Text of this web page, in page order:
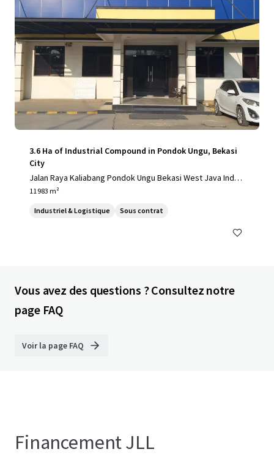
3.6 Ha of Industrial Compound in Pondok Ungu, Bekasi
City
Jalan Raya Kaliabang Pondok Ungu Bekasi West Java Indon
esia, Bekasi, 17124, ID
11 983 m²
Industriel & Logistique Sous contrat
Vous avez des questions ? Consultez notre
page FAQ
Voir la page FAQ
Financement JLL